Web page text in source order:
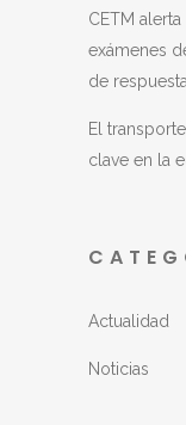
CETM
exámenes
de
El
clave en la
Actualidad
Noticias